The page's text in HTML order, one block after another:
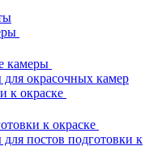
камеры
для окрасочных камер
к окраске
к окраске
для постов подготовки к